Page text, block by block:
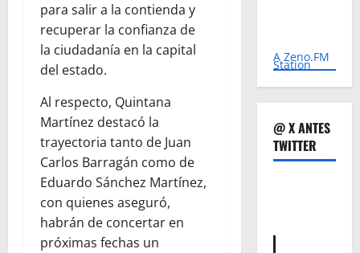
para salir a la contienda y
recuperar la confianza de
la ciudadanía en la capital
del estado.
Al respecto, Quintana
Martínez destacó la
trayectoria tanto de Juan
Carlos Barragán como de
Eduardo Sánchez Martínez,
con quienes aseguró,
habrán de concertar en
próximas fechas un
A Zeno.FM
Station
@ X ANTES
TWITTER